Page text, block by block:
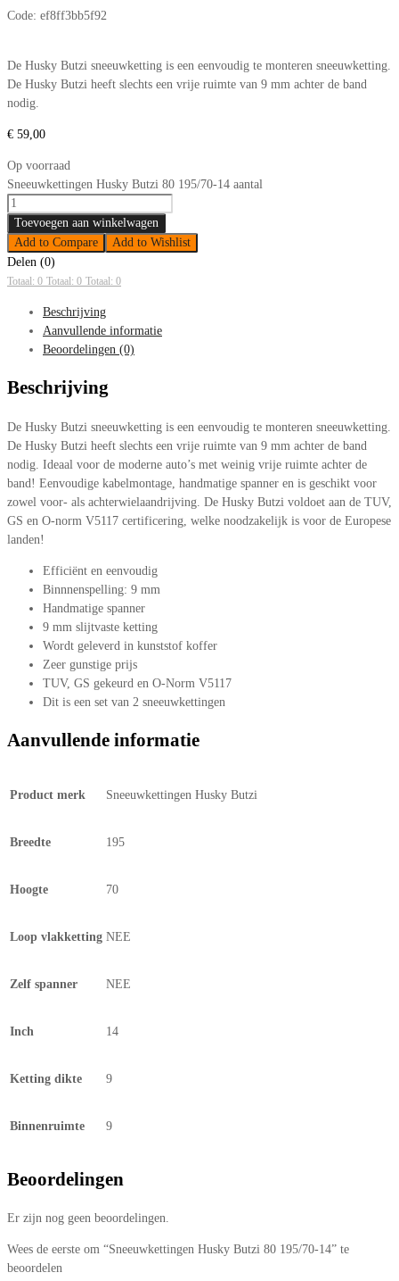
Code: ef8ff3bb5f92
De Husky Butzi sneeuwketting is een eenvoudig te monteren sneeuwketting.
De Husky Butzi heeft slechts een vrije ruimte van 9 mm achter de band
nodig.
€ 59,00
Op voorraad
Sneeuwkettingen Husky Butzi 80 195/70-14 aantal
Toevoegen aan winkelwagen
Add to Compare
Add to Wishlist
Delen (0)
Totaal: 0 Totaal: 0 Totaal: 0
Beschrijving
Aanvullende informatie
Beoordelingen (0)
Beschrijving
De Husky Butzi sneeuwketting is een eenvoudig te monteren sneeuwketting.
De Husky Butzi heeft slechts een vrije ruimte van 9 mm achter de band
nodig. Ideaal voor de moderne auto’s met weinig vrije ruimte achter de
band! Eenvoudige kabelmontage, handmatige spanner en is geschikt voor
zowel voor- als achterwielaandrijving. De Husky Butzi voldoet aan de TUV,
GS en O-norm V5117 certificering, welke noodzakelijk is voor de Europese
landen!
Efficiënt en eenvoudig
Binnnenspelling: 9 mm
Handmatige spanner
9 mm slijtvaste ketting
Wordt geleverd in kunststof koffer
Zeer gunstige prijs
TUV, GS gekeurd en O-Norm V5117
Dit is een set van 2 sneeuwkettingen
Aanvullende informatie
Product merk Sneeuwkettingen Husky Butzi
Breedte 195
Hoogte 70
Loop vlakketting NEE
Zelf spanner NEE
Inch 14
Ketting dikte 9
Binnenruimte 9
Beoordelingen
Er zijn nog geen beoordelingen.
Wees de eerste om “Sneeuwkettingen Husky Butzi 80 195/70-14” te
beoordelen